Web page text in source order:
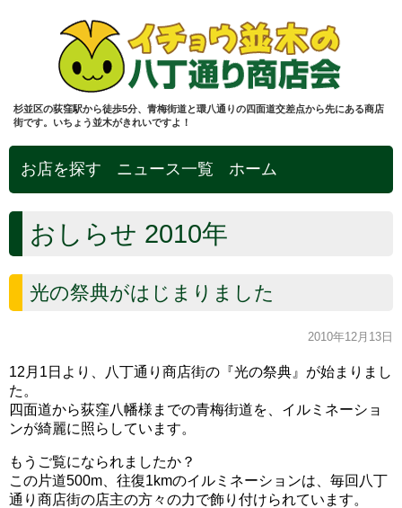
杉並区の荻窪駅から徒歩5分、青梅街道と環八通りの四面道交差点から先にある商店
街です。いちょう並木がきれいですよ！
お店を探す ニュース一覧 ホーム
おしらせ 2010年
光の祭典がはじまりました
2010年12月13日
12月1日より、八丁通り商店街の『光の祭典』が始まりまし
た。
四面道から荻窪八幡様までの青梅街道を、イルミネーショ
ンが綺麗に照らしています。
もうご覧になられましたか？
この片道500m、往復1kmのイルミネーションは、毎回八丁
通り商店街の店主の方々の力で飾り付けられています。